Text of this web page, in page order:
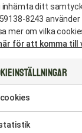
–
inhämta ditt
8243
mer om vilka
för att komma till